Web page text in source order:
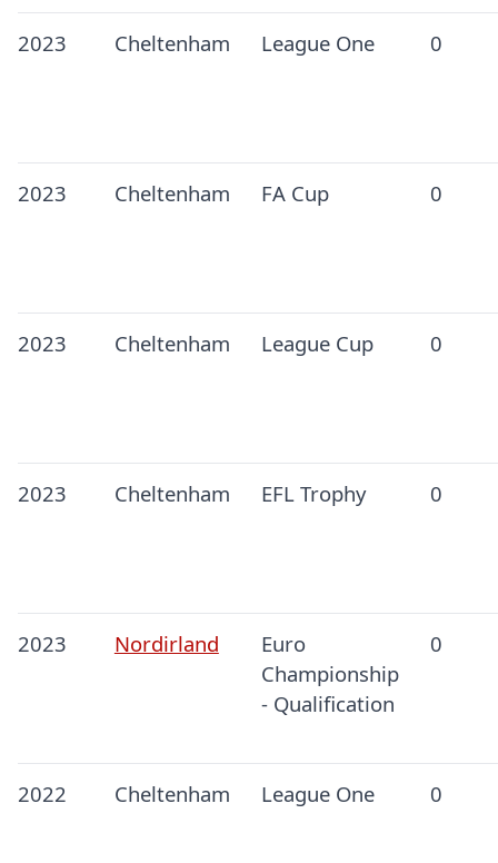
2023 Cheltenham League One 0
2023 Cheltenham FA Cup 0
2023 Cheltenham League Cup 0
2023 Cheltenham EFL Trophy 0
2023 Nordirland
Euro
Championship
- Qualification
0
2022 Cheltenham League One 0